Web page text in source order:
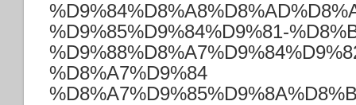
%D9%85%D9%84%D9%81-
%D8%A7%D9%84